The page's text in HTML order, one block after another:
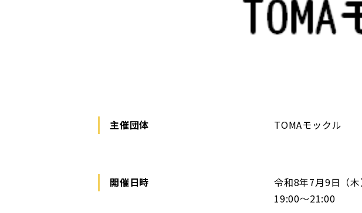
主催団体 TOMAモックル
開催日時
令和8年7月9日（木
19:00～21:00